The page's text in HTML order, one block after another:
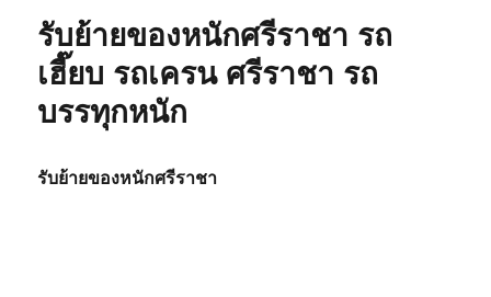
รับย้ายของหนักศรีราชา รถ
เฮี๊ยบ รถเครน ศรีราชา รถ
บรรทุกหนัก
รับย้ายของหนักศรีราชา